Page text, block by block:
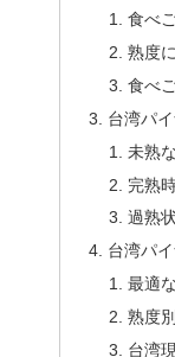
食べ
熟度
食べ
台湾パ
未熟
完熟
過熟
台湾パ
最適
熟度
台湾